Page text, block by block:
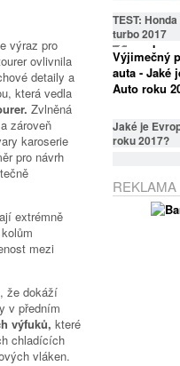
výraz pro
ovlivnila
detaily a
která vedla
Zvlněná
zároveň
karoserie
pro návrh
extrémně
mezi
že dokáží
v předním
výfuků, které
chladících
vláken.
TEST:
turbo 2017
Jaké je
roku 2017?
REKLAMA